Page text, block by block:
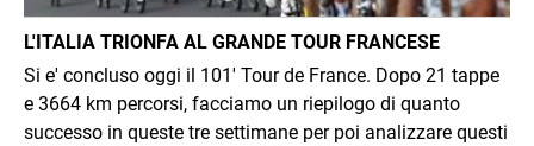
L'ITALIA TRIONFA AL GRANDE TOUR FRANCESE
Si e' concluso oggi il 101' Tour de France. Dopo 21 tappe
e 3664 km percorsi, facciamo un riepilogo di quanto
successo in queste tre settimane per poi analizzare questi